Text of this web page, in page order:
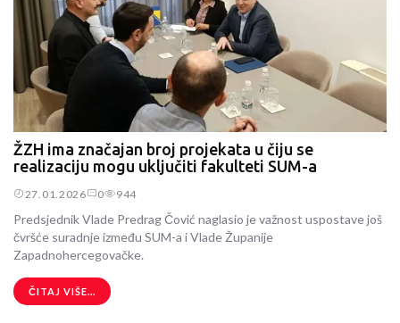
ŽZH ima značajan broj projekata u čiju se
realizaciju mogu uključiti fakulteti SUM-a
27.01.2026 0 944
Predsjednik Vlade Predrag Čović naglasio je važnost uspostave još
čvršće suradnje između SUM-a i Vlade Županije
Zapadnohercegovačke.
ČITAJ VIŠE...